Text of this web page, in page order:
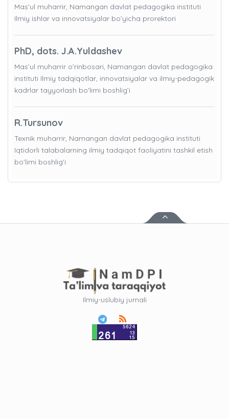
Mas’ul muharrir, Namangan davlat pedagogika instituti
Ilmiy ishlar va innovatsiyalar bo’yicha prorektori
PhD, dots. J.A.Yuldashev
Mas’ul muharrir o’rinbosari, Namangan davlat pedagogika
instituti Ilmiy tadqiqotlar, innovatsiyalar va ilmiy-pedagogik
kadrlar tayyorlash bo'limi boshlig’i
R.Tursunov
Texnik muharrir, Namangan davlat pedagogika instituti
Iqtidorli talabalarning ilmiy tadqiqot faoliyatini tashkil etish
bo'limi boshlig’i
Ilmiy-uslubiy jurnali